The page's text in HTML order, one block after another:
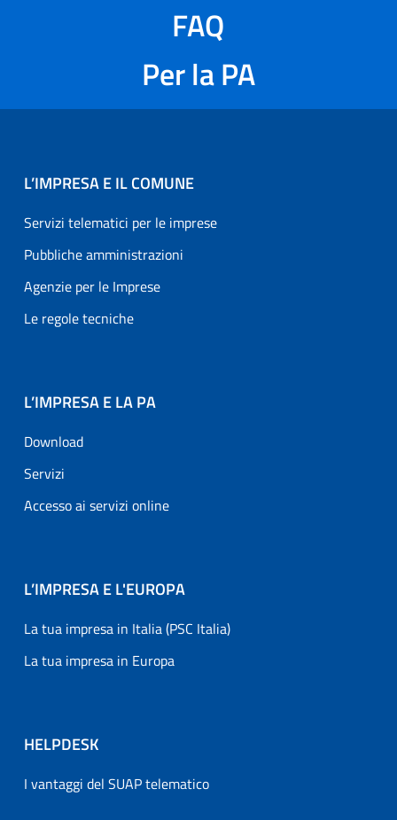
FAQ
Per la PA
L’IMPRESA E IL COMUNE
Servizi telematici per le imprese
Pubbliche amministrazioni
Agenzie per le Imprese
Le regole tecniche
L’IMPRESA E LA PA
Download
Servizi
Accesso ai servizi online
L’IMPRESA E L'EUROPA
La tua impresa in Italia (PSC Italia)
La tua impresa in Europa
HELPDESK
I vantaggi del SUAP telematico